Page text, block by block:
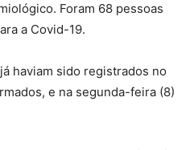
Foram 68 pessoas
a Covid-19.
haviam sido registrados no
e na segunda-feira (8)